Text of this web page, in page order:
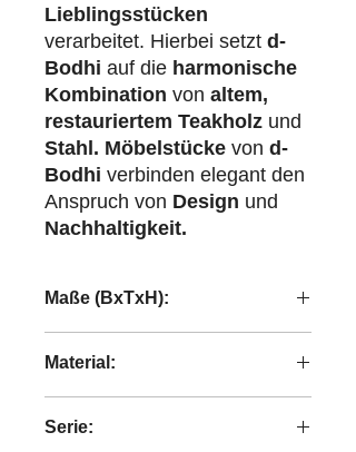
Lieblingsstücken
verarbeitet. Hierbei setzt d-
Bodhi auf die harmonische
Kombination von altem,
restauriertem Teakholz und
Stahl. Möbelstücke von d-
Bodhi verbinden elegant den
Anspruch von Design und
Nachhaltigkeit.
Maße (BxTxH):
Material:
Serie: